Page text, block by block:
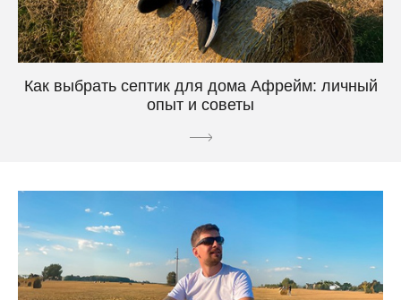
Как выбрать септик для дома Афрейм: личный
опыт и советы